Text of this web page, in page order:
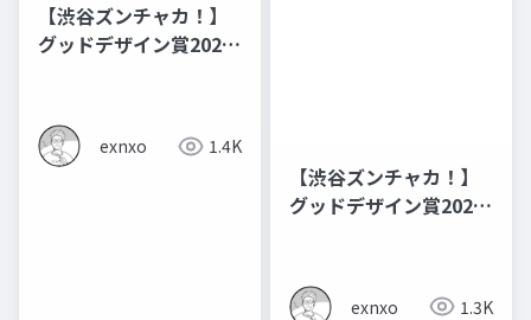
【渋谷ズンチャカ！】
グッドデザイン賞2024
exnxo 1.4K
【渋谷ズンチャカ！】
グッドデザイン賞2024
exnxo 1.3K